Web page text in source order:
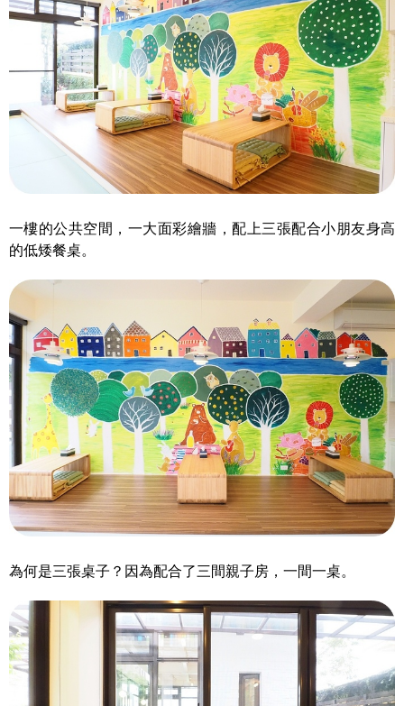
一樓的公共空間，一大面彩繪牆，配上三張配合小朋友身高
的低矮餐桌。
為何是三張桌子？因為配合了三間親子房，一間一桌。